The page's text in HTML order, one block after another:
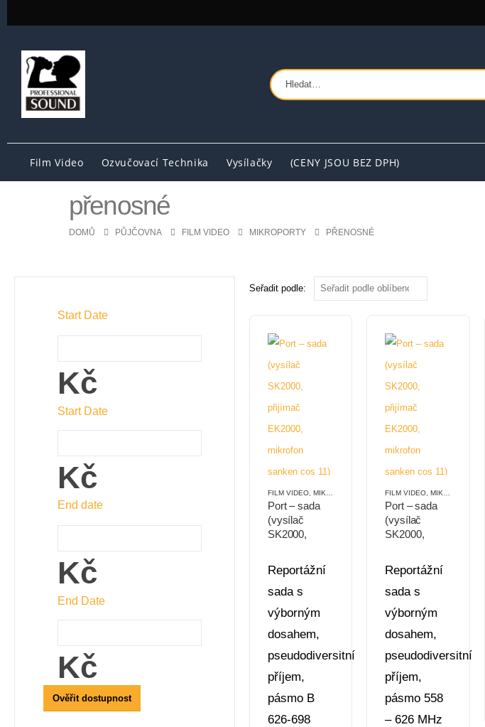
Film Video Ozvučovací Technika Vysílačky (CENY JSOU BEZ DPH)
přenosné
DOMŮ PŮJČOVNA FILM VIDEO MIKROPORTY PŘENOSNÉ
Seřadit podle:
FILM VIDEO MIKROPORTY PŘENOSNÉ
Port – sada
(vysílač
SK2000,
EK2000,
mikrofon
sanken cos
11) pásmo B
626-698 Mhz
Reportážní
sada s
výborným
dosahem,
pseudodiversitní
příjem,
pásmo B
626-698
FILM VIDEO ,MIKROPORTY
Port – sada
(vysílač
SK2000,
EK2000,
mikrofon
sanken cos
11) pásmo A
558 -626 Mhz
Reportážní
sada s
výborným
dosahem,
pseudodiversitní
příjem,
pásmo 558
– 626 MHz
Start Date
Kč
Start Date
Kč
End date
Kč
End Date
Kč
Ověřit dostupnost